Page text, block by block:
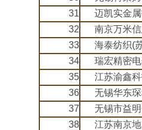
31
迈凯实金
32
南京万米
33
海泰纺织(
34
瑞宏精密
35
江苏渝鑫
36
无锡华东
37
无锡市益
38
江苏南京